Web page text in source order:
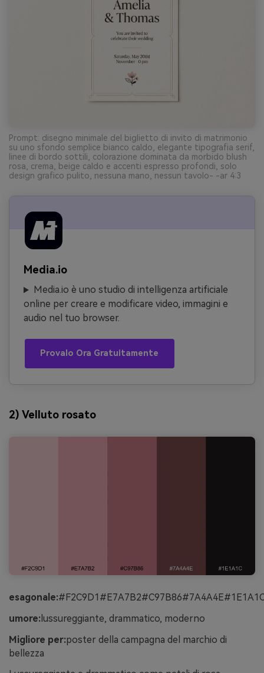
Prompt: disegno minimale del biglietto di invito di matrimonio
su uno sfondo semplice bianco caldo, elegante tipografia serif,
linee di bordo sottili, colorazione dominata da morbido blush
rosa, crema, beige caldo e accenti espresso profondi, solo
design grafico pulito, nessuna mano, nessun tavolo- -ar 4:3
Media.io
Media.io è uno studio di intelligenza artificiale
online per creare e modificare video, immagini e
audio nel tuo browser.
Provalo Ora Gratuitamente
2) Velluto rosato
esagonale:
umore: lussureggiante, drammatico, moderno
Migliore per:poster della campagna del marchio di
bellezza